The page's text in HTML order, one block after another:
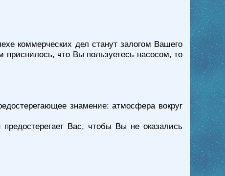
коммерческих дел станут залогом Вашего
что Вы пользуетесь насосом, то
знамение: атмосфера вокруг
Вас, чтобы Вы не оказались